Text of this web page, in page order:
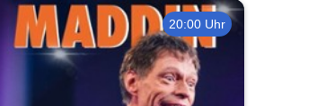
20:00 Uhr